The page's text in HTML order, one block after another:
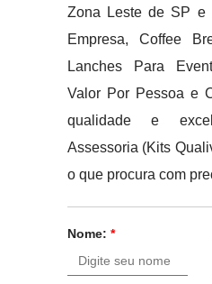
Zona Leste de SP e
Empresa, Coffee
Lanches Para
Valor Por Pessoa e
qualidade e
Assessoria (Kits
o que procura com
Nome: *